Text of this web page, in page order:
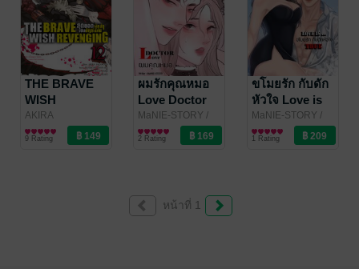
THE BRAVE
WISH
REVENGING
สุดยอดผู้กล้า
เปิดบัญชีแค้น
AKIRA
SAKAMOTO
/MANIMANI
การ์ตูนทั่วไป
9 Rating
ผมรักคุณหมอ
Love Doctor
MaNIE-STORY /
maniestory
นิยายโรมานซ์
2 Rating
ขโมยรัก กับดัก
หัวใจ Love is
true
MaNIE-STORY /
maniestory
นิยายโรมานซ์
1 Rating
หน้าที่ 1